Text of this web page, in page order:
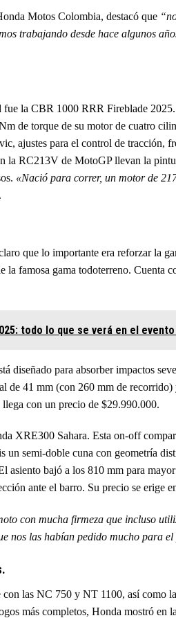
Motos Colombia, destacó que
trabajando desde hace algunos
fue la CBR 1000 RRR Fireblade 2025.
de torque de su motor de cuatro
ajustes para el control de tracción,
la RC213V de MotoGP llevan la
«Nació para correr, un motor de
que lo importante era reforzar la
la famosa gama todoterreno. Cuenta
todo lo que se verá en el
diseñado para absorber impactos
de 41 mm (con 260 mm de
con un precio de $29.990.000.
XRE300 Sahara. Esta on-off
un semi-doble cuna con geometría
asiento bajó a los 810 mm para
ante el barro. Su precio se erige
con mucha firmeza que incluso
nos las habían pedido mucho para
las NC 750 y NT 1100, así como
más completos, Honda mostró en